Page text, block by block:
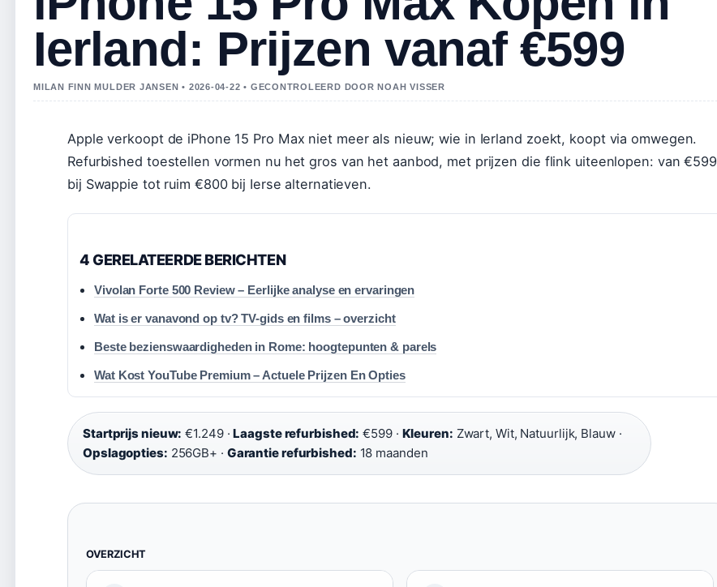
Ierland: Prijzen vanaf €599
MILAN FINN MULDER JANSEN • 2026-04-22 • GECONTROLEERD DOOR NOAH VISSER
Apple verkoopt de iPhone 15 Pro Max niet meer als nieuw; wie in Ierland zoekt, koopt via omwegen.
Refurbished toestellen vormen nu het gros van het aanbod, met prijzen die flink uiteenlopen: van €599
bij Swappie tot ruim €800 bij Ierse alternatieven.
4 GERELATEERDE BERICHTEN
Vivolan Forte 500 Review – Eerlijke analyse en ervaringen
Wat is er vanavond op tv? TV-gids en films – overzicht
Beste bezienswaardigheden in Rome: hoogtepunten & parels
Wat Kost YouTube Premium – Actuele Prijzen En Opties
Startprijs nieuw: €1.249 ·Laagste refurbished: €599 · Kleuren: Zwart, Wit, Natuurlijk, Blauw ·
Opslagopties: 256GB+ · Garantie refurbished: 18 maanden
OVERZICHT